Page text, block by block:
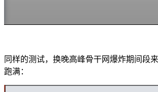
同样的测试，换晚高峰骨干网爆炸期间段
跑满：